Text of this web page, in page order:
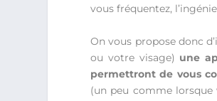
vous fréquentez,
On vous propose donc
ou votre visage) une
permettront de vous
(un peu comme lorsque